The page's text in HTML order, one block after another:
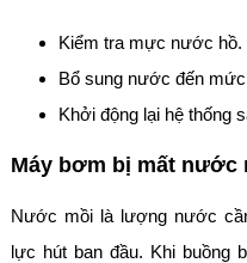
Kiểm tra mực nước hồ.
Bổ sung nước đến
Khởi động lại hệ thống
Máy bơm bị mất nước
Nước mồi là lượng nước
lực hút ban đầu. Khi buồng